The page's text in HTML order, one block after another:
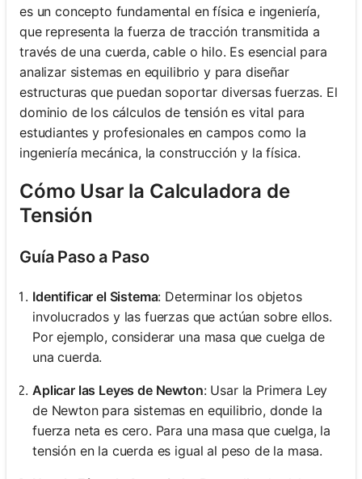
es un concepto fundamental en física e ingeniería,
que representa la fuerza de tracción transmitida a
través de una cuerda, cable o hilo. Es esencial para
analizar sistemas en equilibrio y para diseñar
estructuras que puedan soportar diversas fuerzas. El
dominio de los cálculos de tensión es vital para
estudiantes y profesionales en campos como la
ingeniería mecánica, la construcción y la física.
Cómo Usar la Calculadora de
Tensión
Guía Paso a Paso
Identificar el Sistema: Determinar los objetos
involucrados y las fuerzas que actúan sobre ellos.
Por ejemplo, considerar una masa que cuelga de
una cuerda.
Aplicar las Leyes de Newton: Usar la Primera Ley
de Newton para sistemas en equilibrio, donde la
fuerza neta es cero. Para una masa que cuelga, la
tensión en la cuerda es igual al peso de la masa.